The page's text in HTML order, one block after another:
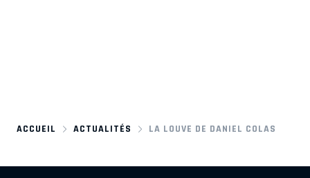
ACCUEIL ACTUALITÉS LA LOUVE DE DANIEL COLAS